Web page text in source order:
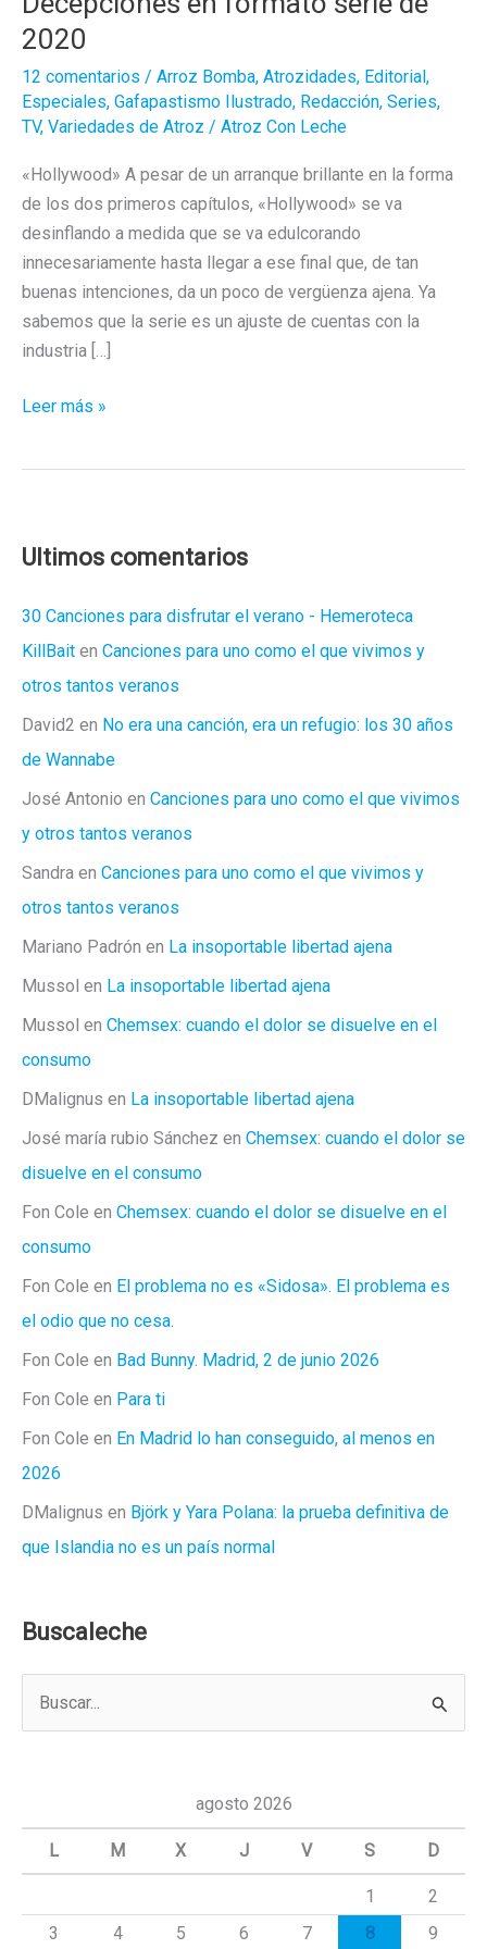
2020
12 comentarios / Arroz Bomba, Atrozidades, Editorial,
Especiales, Gafapastismo Ilustrado, Redacción, Series,
TV, Variedades de Atroz / Atroz Con Leche
«Hollywood» A pesar de un arranque brillante en la forma
de los dos primeros capítulos, «Hollywood» se va
desinflando a medida que se va edulcorando
innecesariamente hasta llegar a ese final que, de tan
buenas intenciones, da un poco de vergüenza ajena. Ya
sabemos que la serie es un ajuste de cuentas con la
industria […]
Decepciones
2020
Leer más »
Ultimos comentarios
30 Canciones para disfrutar el verano - Hemeroteca
KillBait en Canciones para uno como el que vivimos y
otros tantos veranos
David2 en No era una canción, era un refugio: los 30 años
de Wannabe
José Antonio en Canciones para uno como el que vivimos
y otros tantos veranos
Sandra en Canciones para uno como el que vivimos y
otros tantos veranos
Mariano Padrón en La insoportable libertad ajena
Mussol en La insoportable libertad ajena
Mussol en Chemsex: cuando el dolor se disuelve en el
consumo
DMalignus en La insoportable libertad ajena
José maría rubio Sánchez en Chemsex: cuando el dolor se
disuelve en el consumo
Fon Cole en Chemsex: cuando el dolor se disuelve en el
consumo
Fon Cole en El problema no es «Sidosa». El problema es
el odio que no cesa.
Fon Cole en Bad Bunny. Madrid, 2 de junio 2026
Fon Cole en Para ti
Fon Cole en En Madrid lo han conseguido, al menos en
2026
DMalignus en Björk y Yara Polana: la prueba definitiva de
que Islandia no es un país normal
Buscaleche
a
agosto 2026
L M X J V S D
1
2
3
4 5 6 7 8 9